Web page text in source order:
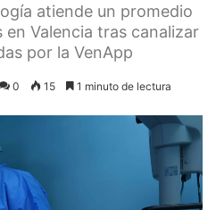
atiende un promedio
Valencia tras canalizar
por la VenApp
0 15 1 minuto de lectura